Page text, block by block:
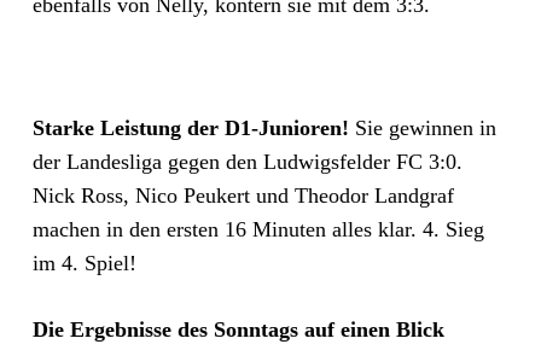
ebenfalls von Nelly, kontern sie mit dem 3:3.
Starke Leistung der D1-Junioren! Sie gewinnen in
der Landesliga gegen den Ludwigsfelder FC 3:0.
Nick Ross, Nico Peukert und Theodor Landgraf
machen in den ersten 16 Minuten alles klar. 4. Sieg
im 4. Spiel!
Die Ergebnisse des Sonntags auf einen Blick